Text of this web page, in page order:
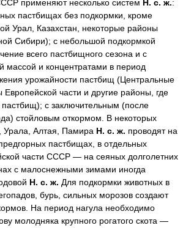
применяют несколько систем Н. с. ж.:
пастбищах без подкормки, кроме
Урал, Казахстан, некоторые районы
Сибири); с небольшой подкормкой
всего пастбищного сезона и с
массой и концентратами в период
урожайности пастбищ (Центральные
части и другие районы, где
пастбищ); с заключительным (после
стойловым откормом. В некоторых
Урала, Алтая, Памира Н. с. ж. проводят на
пастбищах, в отдельных
части СССР — на сеяных долголетних
с малоснежными зимами иногда
Н. с. ж. Для подкормки животных в
бурь, сильных морозов создают
На период нагула необходимо
молодняка крупного рогатого скота —